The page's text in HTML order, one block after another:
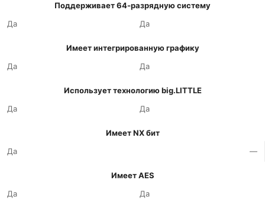
Поддерживает 64-разрядную систему
Да
Да
Имеет интегрированную графику
Да
Да
Использует технологию big.LITTLE
Да
Да
Имеет NX бит
Да
—
Имеет AES
Да
Да